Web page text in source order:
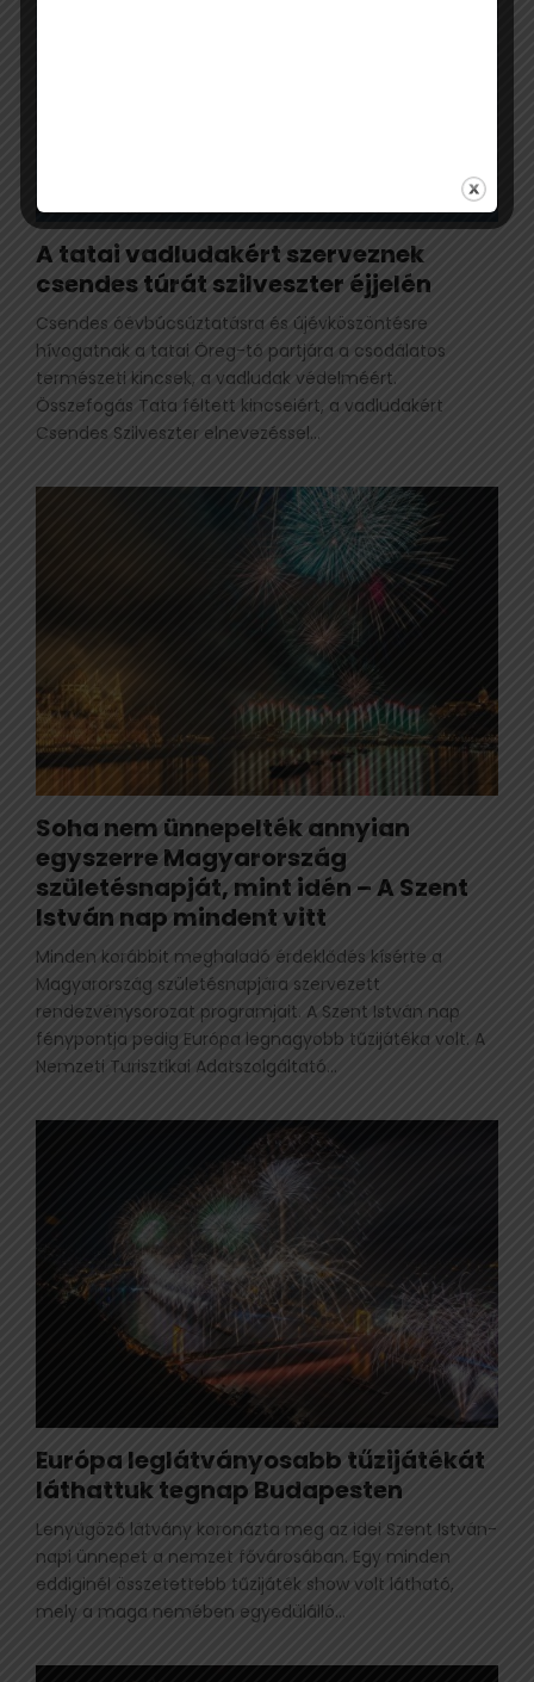
A tatai vadludakért szerveznek
csendes túrát szilveszter éjjelén
Csendes óévbúcsúztatásra és újévköszöntésre
hívogatnak a tatai Öreg-tó partjára a csodálatos
természeti kincsek, a vadludak védelméért.
Összefogás Tata féltett kincseiért, a vadludakért
Csendes Szilveszter elnevezéssel...
Soha nem ünnepelték annyian
egyszerre Magyarország
születésnapját, mint idén – A Szent
István nap mindent vitt
Minden korábbit meghaladó érdeklődés kísérte a
Magyarország születésnapjára szervezett
rendezvénysorozat programjait. A Szent István nap
fénypontja pedig Európa legnagyobb tűzijátéka volt. A
Nemzeti Turisztikai Adatszolgáltató...
Európa leglátványosabb tűzijátékát
láthattuk tegnap Budapesten
Lenyűgöző látvány koronázta meg az idei Szent István-
napi ünnepet a nemzet fővárosában. Egy minden
eddiginél összetettebb tűzijáték show volt látható,
mely a maga nemében egyedülálló...